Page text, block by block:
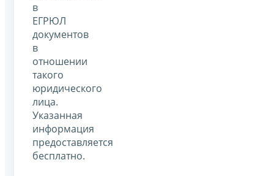
в
ЕГРЮЛ
документов
в
отношении
такого
юридического
лица.
Указанная
информация
предоставляется
бесплатно.